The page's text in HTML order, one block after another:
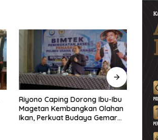
Riyono Caping Dorong Ibu-Ibu
Magetan Kembangkan Olahan
Ikan, Perkuat Budaya Gemar